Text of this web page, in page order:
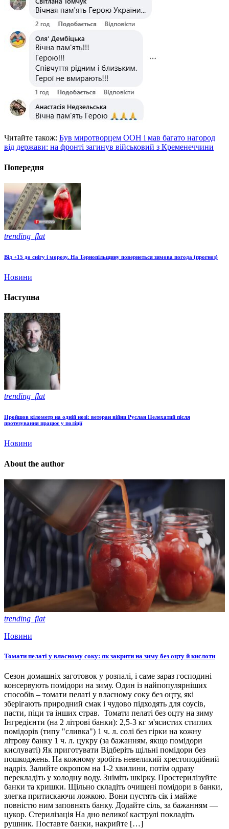
Читайте також: Був миротворцем ООН і мав багато нагород
від держави: на фронті загинув військовий з Кременеччини
Попередня
trending_flat
Від +15 до снігу і морозу. На Тернопільщину повернеться зимова погода (прогноз)
Новини
Наступна
trending_flat
Пройшов кілометр на одній нозі: ветеран війни Руслан Пелехатий після
протезування працює у поліції
Новини
About the author
trending_flat
Новини
Томати пелаті у власному соку: як закрити на зиму без оцту й кислоти
Сезон домашніх заготовок у розпалі, і саме зараз господині
консервують помідори на зиму. Один із найпопулярніших
способів – томати пелаті у власному соку без оцту, які
зберігають природний смак і чудово підходять для соусів,
пасти, піци та інших страв. Томати пелаті без оцту на зиму
Інгредієнти (на 2 літрові банки): 2,5-3 кг м'ясистих стиглих
помідорів (типу "сливка") 1 ч. л. солі без гірки на кожну
літрову банку 1 ч. л. цукру (за бажанням, якщо помідори
кислуваті) Як приготувати Відберіть щільні помідори без
пошкоджень. На кожному зробіть невеликий хрестоподібний
надріз. Залийте окропом на 1-2 хвилини, потім одразу
перекладіть у холодну воду. Зніміть шкірку. Простерилізуйте
банки та кришки. Щільно складіть очищені помідори в банки,
злегка притискаючи ложкою. Вони пустять сік і майже
повністю ним заповнять банку. Додайте сіль, за бажанням —
цукор. Стерилізація На дно великої каструлі покладіть
рушник. Поставте банки, накрийте […]